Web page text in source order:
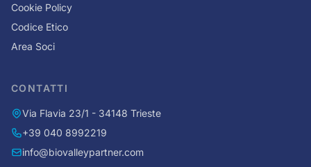
Cookie Policy
Codice Etico
Area Soci
CONTATTI
Via Flavia 23/1 - 34148 Trieste
+39 040 8992219
info@biovalleypartner.com